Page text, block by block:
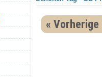
« Vorherige